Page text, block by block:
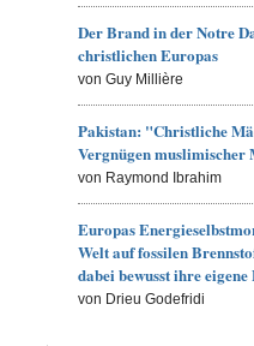
Der Brand in der Notre
christlichen Europas
von Guy Millière
Pakistan: "Christliche
Vergnügen
von Raymond Ibrahim
Europas
Welt auf fossilen
dabei bewusst ihre
von Drieu Godefridi